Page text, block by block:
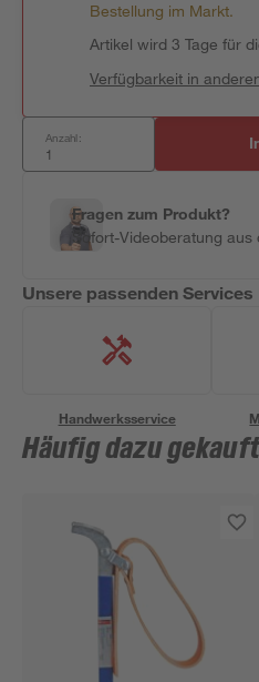
Bestellung im Markt.
Artikel wird 3 Tage für
Verfügbarkeit in
Anzahl:
Fragen zum Produkt?
Sofort-Videoberatung
Unsere passenden Services
Handwerksservice
Häufig dazu